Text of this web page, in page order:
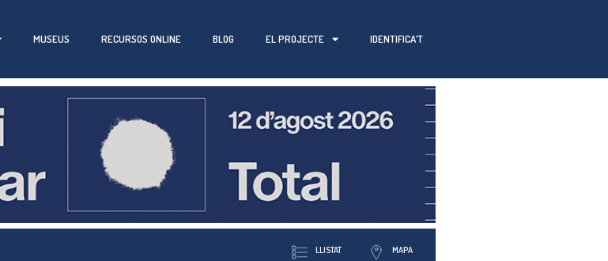
MUSEUS RECURSOS ONLINE BLOG EL PROJECTE IDENTIFICA’T
LLISTAT MAPA